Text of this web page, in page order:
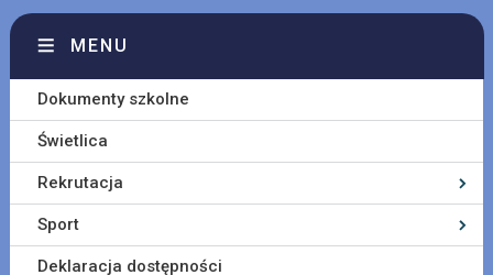
MENU
Dokumenty szkolne
Świetlica
Rekrutacja
Sport
Deklaracja dostępności